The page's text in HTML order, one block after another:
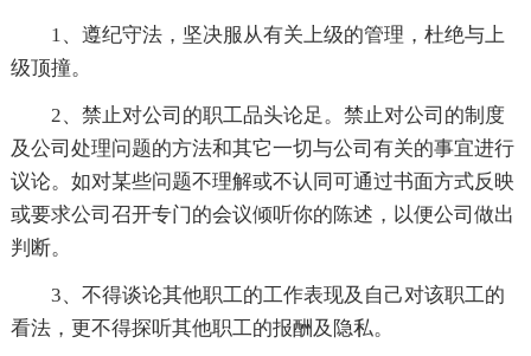
1、遵纪守法，坚决服从有关上级的管理，杜绝与上
级顶撞。
2、禁止对公司的职工品头论足。禁止对公司的制度
及公司处理问题的方法和其它一切与公司有关的事宜进行
议论。如对某些问题不理解或不认同可通过书面方式反映
或要求公司召开专门的会议倾听你的陈述，以便公司做出
判断。
3、不得谈论其他职工的工作表现及自己对该职工的
看法，更不得探听其他职工的报酬及隐私。